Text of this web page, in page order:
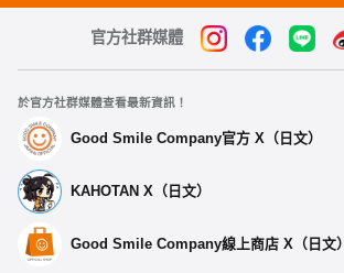
官方社群媒體
於官方社群媒體查看最新資訊！
Good Smile Company官方 X（日文）
KAHOTAN X（日文）
Good Smile Company線上商店 X（日文）